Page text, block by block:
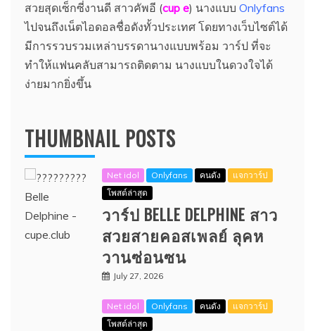
สวยสุดเซ็กซี่งานดี สาวคัพอี (cup e) นางแบบ Onlyfans
ไปจนถึงเน็ตไอดอลชื่อดังทั้วประเทศ โดยทางเว็บไซต์ได้
มีการรวบรวมเหล่าบรรดานางแบบพร้อม วาร์ป ที่จะ
ทำให้แฟนคลับสามารถติดตาม นางแบบในดวงใจได้
ง่ายมากยิ่งขึ้น
THUMBNAIL POSTS
Net idol Onlyfans คนดัง
แจกวาร์ป
โพสต์ล่าสุด
วาร์ป BELLE DELPHINE สาว
สวยสายคอสเพลย์ ลุคห
วานซ่อนซน
July 27, 2026
Net idol Onlyfans คนดัง
แจกวาร์ป
โพสต์ล่าสุด